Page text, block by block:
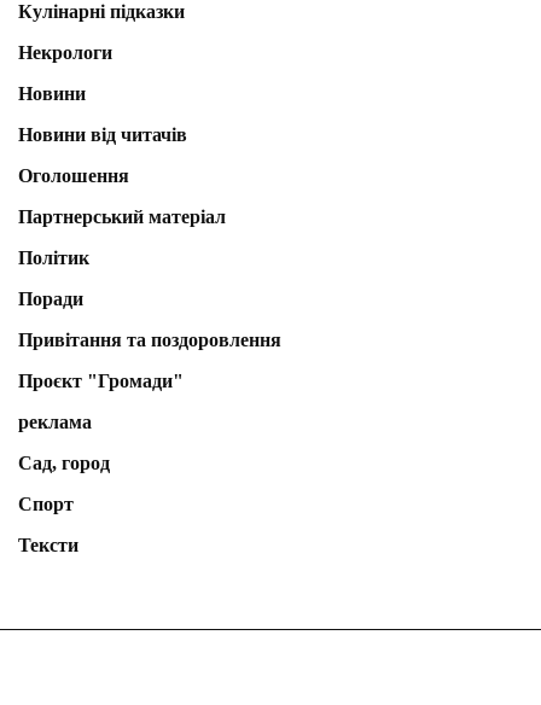
Кулінарні підказки
Некрологи
Новини
Новини від читачів
Оголошення
Партнерський матеріал
Політик
Поради
Привітання та поздоровлення
Проєкт "Громади"
реклама
Сад, город
Спорт
Тексти